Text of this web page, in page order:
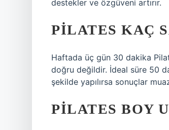
destekler ve özgüveni artırır.
PILATES KAÇ
Haftada üç gün 30 dakika
doğru değildir. İdeal süre 50
şekilde yapılırsa sonuçlar
PILATES BOY